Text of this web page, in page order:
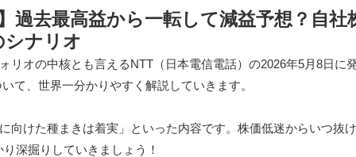
過去最高益から一転して減益予想？自社
シナリオ
リオの中核とも言えるNTT（日本電信電話）の2026年5月8日に
て、世界一分かりやすく解説していきます。
向けた種まきは着実」といった内容です。株価低迷からいつ抜
深掘りしていきましょう！